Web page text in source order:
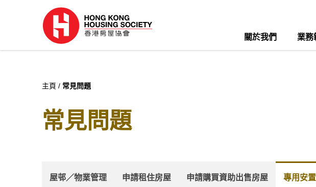
關於我們 業務
主頁 常見問題
常見問題
屋邨／物業管理 申請租住房屋 申請購買資助出售房屋 專用安